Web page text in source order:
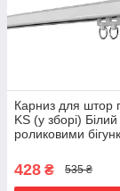
Карниз для штор
KS (у зборі) Білий
роликовими
428 ₴ 535 ₴